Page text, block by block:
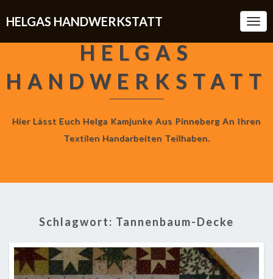
HELGAS HANDWERKSTATT
HELGAS
HANDWERKSTATT
Hier Lässt Euch Helga Kamjunke Aus Pinneberg An Ihren
Textilen Handarbeiten Teilhaben.
Schlagwort: Tannenbaum-Decke